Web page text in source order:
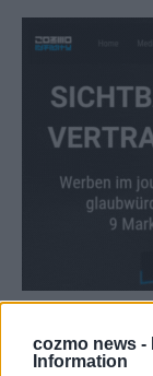
cozmo news -
Information